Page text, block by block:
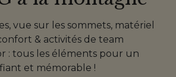
vue sur les sommets, matériel
& activités de team
: tous les éléments pour un
et mémorable !